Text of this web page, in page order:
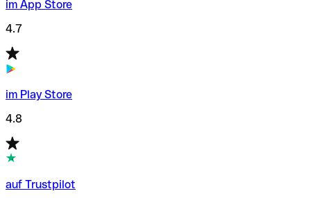
im App Store
4.7
im Play Store
4.8
auf Trustpilot